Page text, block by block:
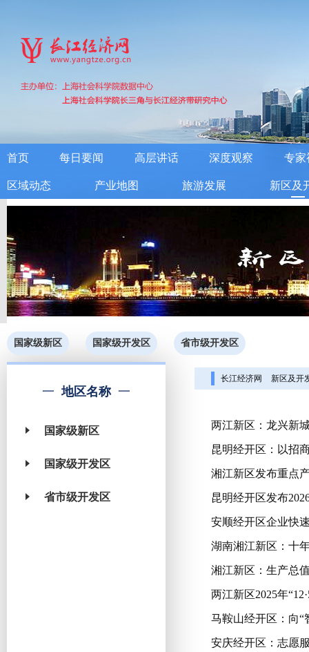
首页 每日要闻 高层讲话 深度观察 专家
区域动态 产业地图 旅游发展 新区及
国家级新区 国家级开发区 省市级开发区
地区名称
国家级新区
国家级开发区
省市级开发区
长江经济网 新区及开
两江新区：龙兴新
昆明经开区：以招
湘江新区发布重点
昆明经开区发布
安顺经开区企业快
湖南湘江新区：十
湘江新区：生产总
两江新区2025年
马鞍山经开区：向“
安庆经开区：志愿